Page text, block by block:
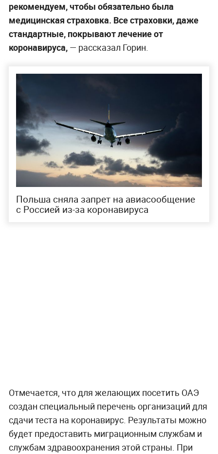
рекомендуем, чтобы обязательно была
медицинская страховка. Все страховки, даже
стандартные, покрывают лечение от
коронавируса,— рассказал Горин.
Польша сняла запрет на авиасообщение
с Россией из-за коронавируса
Отмечается, что для желающих посетить ОАЭ
создан специальный перечень организаций для
сдачи теста на коронавирус. Результаты можно
будет предоставить миграционным службам и
службам здравоохранения этой страны. При